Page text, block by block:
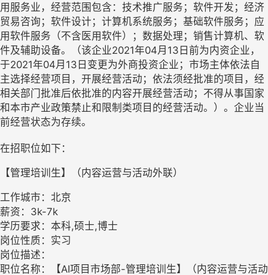
用服务业，经营范围包含：技术推广服务；软件开发；经济
贸易咨询；软件设计；计算机系统服务；基础软件服务；应
用软件服务（不含医用软件）；数据处理；销售计算机、软
件及辅助设备。（该企业2021年04月13日前为内资企业，
于2021年04月13日变更为外商投资企业；市场主体依法自
主选择经营项目，开展经营活动；依法须经批准的项目，经
相关部门批准后依批准的内容开展经营活动；不得从事国家
和本市产业政策禁止和限制类项目的经营活动。）。企业当
前经营状态为存续。
在招职位如下：
【管理培训生】（内容运营与活动外联）
工作城市：北京
薪资：3k-7k
学历要求：本科,硕士,博士
岗位性质：实习
岗位描述：
职位名称：【AI项目市场部-管理培训生】（内容运营与活动